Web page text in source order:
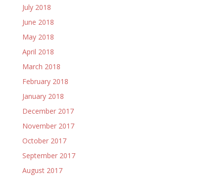
July 2018
June 2018
May 2018
April 2018
March 2018
February 2018
January 2018
December 2017
November 2017
October 2017
September 2017
August 2017